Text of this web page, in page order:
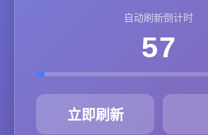
自动刷新倒计时
57
立即刷新